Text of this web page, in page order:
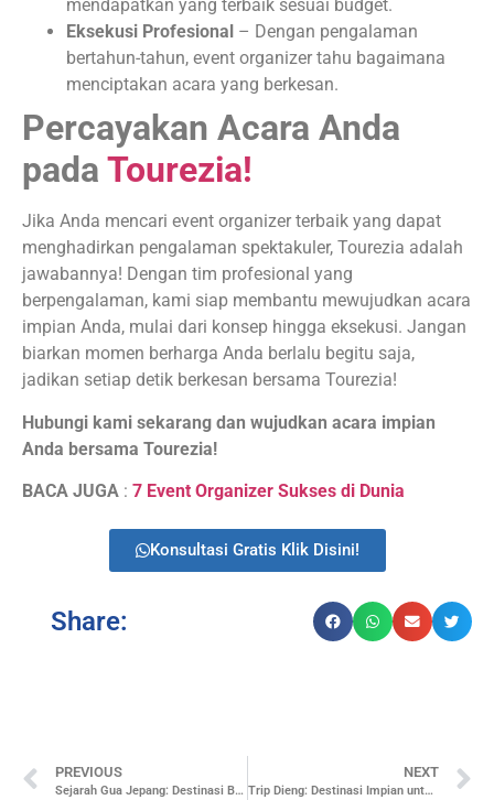
mendapatkan yang terbaik sesuai budget.
Eksekusi Profesional – Dengan pengalaman
bertahun-tahun, event organizer tahu bagaimana
menciptakan acara yang berkesan.
Percayakan Acara Anda
pada Tourezia!
Jika Anda mencari event organizer terbaik yang dapat
menghadirkan pengalaman spektakuler, Tourezia adalah
jawabannya! Dengan tim profesional yang
berpengalaman, kami siap membantu mewujudkan acara
impian Anda, mulai dari konsep hingga eksekusi. Jangan
biarkan momen berharga Anda berlalu begitu saja,
jadikan setiap detik berkesan bersama Tourezia!
Hubungi kami sekarang dan wujudkan acara impian
Anda bersama Tourezia!
BACA JUGA : 7 Event Organizer Sukses di Dunia
Konsultasi Gratis Klik Disini!
Share:
PREVIOUS
Sejarah Gua Jepang: Destinasi Bersejarah yang Wajib Dikunjungi!
NEXT
Trip Dieng: Destinasi Impian untuk Petualangan dan Ketentraman